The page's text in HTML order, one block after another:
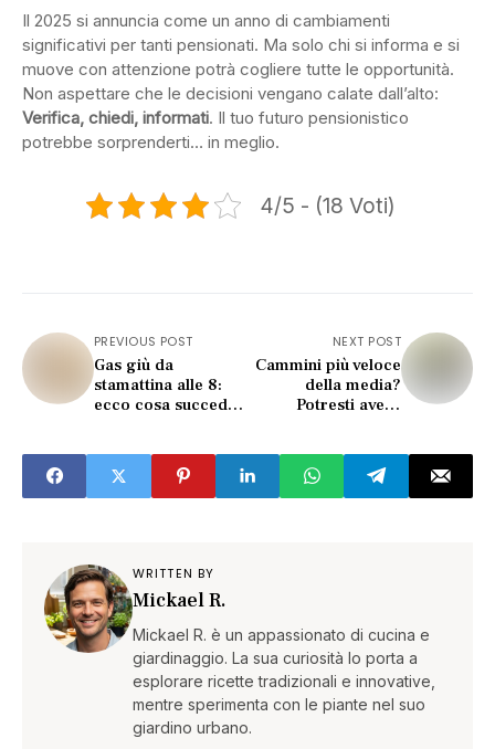
Il 2025 si annuncia come un anno di cambiamenti
significativi per tanti pensionati. Ma solo chi si informa e si
muove con attenzione potrà cogliere tutte le opportunità.
Non aspettare che le decisioni vengano calate dall’alto:
Verifica, chiedi, informati. Il tuo futuro pensionistico
potrebbe sorprenderti… in meglio.
4/5 - (18 Voti)
PREVIOUS POST
Gas giù da
stamattina alle 8:
ecco cosa succede
NEXT POST
Cammini più veloce
della media?
Potresti avere
WRITTEN BY
Mickael R.
Mickael R. è un appassionato di cucina e
giardinaggio. La sua curiosità lo porta a
esplorare ricette tradizionali e innovative,
mentre sperimenta con le piante nel suo
giardino urbano.